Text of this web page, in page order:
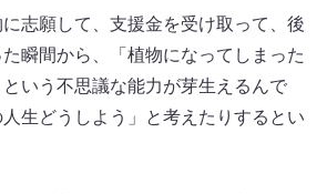
志願して、支援金を受け取って、後
瞬間から、「植物になってしまった
いう不思議な能力が芽生えるんで
生どうしよう」と考えたりするとい